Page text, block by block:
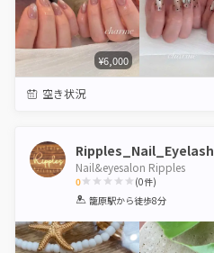
¥6,000
空き状況
Ripples_Nail_Eyelash
Nail&eyesalon Ripples
0
1 2 3 4 5
(0件)
籠原駅から徒歩8分